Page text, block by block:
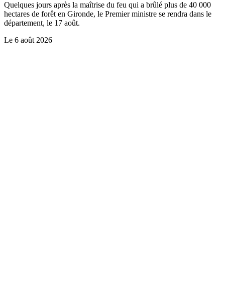
Quelques jours après la maîtrise du feu qui a brûlé plus de 40 000
hectares de forêt en Gironde, le Premier ministre se rendra dans le
département, le 17 août.
Le 6 août 2026